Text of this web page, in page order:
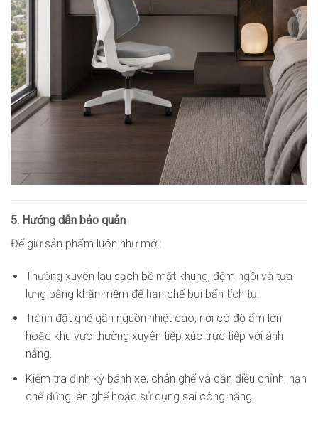
5. Hướng dẫn bảo quản
Để giữ sản phẩm luôn như mới:
Thường xuyên lau sạch bề mặt khung, đệm ngồi và tựa
lưng bằng khăn mềm để hạn chế bụi bẩn tích tụ.
Tránh đặt ghế gần nguồn nhiệt cao, nơi có độ ẩm lớn
hoặc khu vực thường xuyên tiếp xúc trực tiếp với ánh
nắng.
Kiểm tra định kỳ bánh xe, chân ghế và cần điều chỉnh; hạn
chế đứng lên ghế hoặc sử dụng sai công năng.